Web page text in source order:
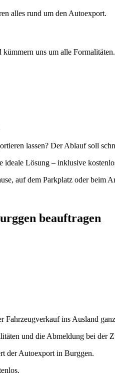
alles rund um den Autoexport.
uns um alle Formalitäten.
lassen? Der Ablauf soll
Lösung – inklusive
auf dem Parkplatz oder beim
beauftragen
ins Ausland
und die Abmeldung bei der
der Autoexport in Burggen.